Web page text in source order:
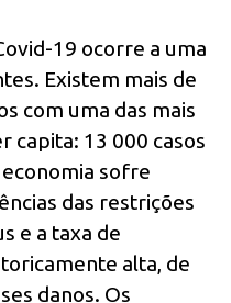
19 ocorre a uma
Existem mais de
com uma das mais
capita: 13 000 casos
sofre
das restrições
e a taxa de
alta, de
danos. Os